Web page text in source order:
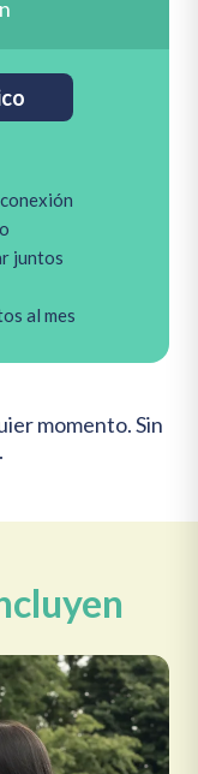
juntos
al mes
momento. Sin